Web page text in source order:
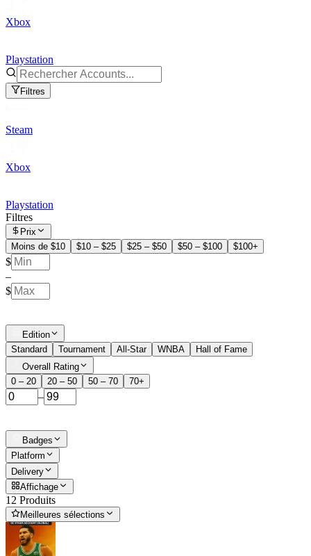
Xbox
Playstation
Filtres
Steam
Xbox
Playstation
Filtres
Prix
Moins de $10
$10 – $25 $25 – $50 $50 – $100 $100+
$
–
$
Edition
Standard
Tournament All-Star WNBA
Hall of Fame
Overall Rating
0 – 20
20 – 50 50 – 70 70+
–
Badges
Platform
Delivery
Affichage
12 Produits
Meilleures sélections